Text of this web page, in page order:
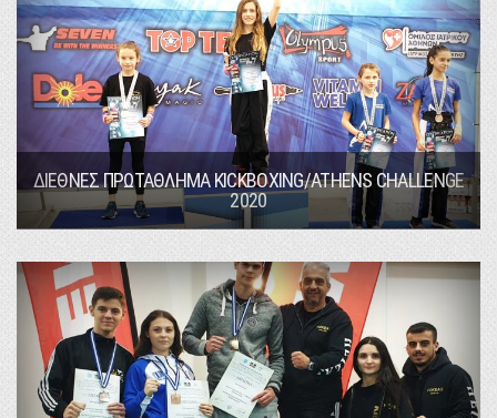
ΔΙΕΘΝΕΣ ΠΡΩΤΑΘΛΗΜΑ KICKBOXING/ATHENS CHALLENGE
2020